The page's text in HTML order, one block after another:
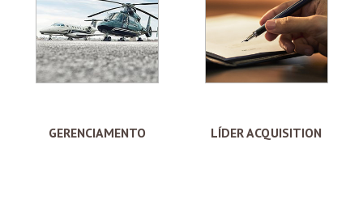
GERENCIAMENTO LÍDER ACQUISITION